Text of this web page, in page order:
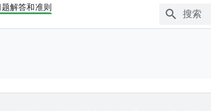
解答和准则